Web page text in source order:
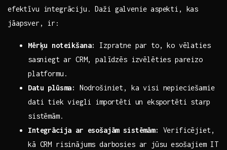
efektīvu integrāciju. Daži ‌galvenie ⁤aspekti, kas⁢
jāapsver, ‌ir:
Mērķu‌ noteikšana:
Izpratne​ par to,⁢ ko vēlaties
⁣sasniegt ar ‍CRM, palīdzēs izvēlēties pareizo
platformu.
Datu plūsma:
Nodrošiniet, ka visi nepieciešamie
dati tiek⁣ viegli importēti un ​eksportēti⁤ starp
sistēmām.
Integrācija‍ ar esošajām sistēmām:
Verificējiet,
kā CRM risinājums darbosies ar jūsu‌ esošajiem⁢ IT